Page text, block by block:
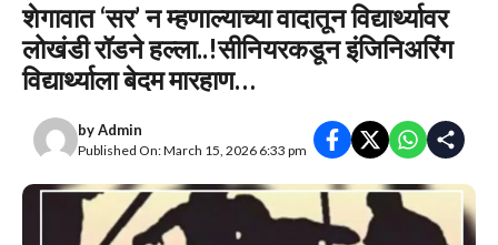
शेगावात ‘सर’ न म्हणाल्याच्या वादातून विद्यार्थ्यावर
लोखंडी रॉडने हल्ला..!सीनियरकडून इंजिनिअरिंग
विद्यार्थ्याला बेदम मारहाण…
byAdmin
Published On: March 15, 2026 6:33 pm